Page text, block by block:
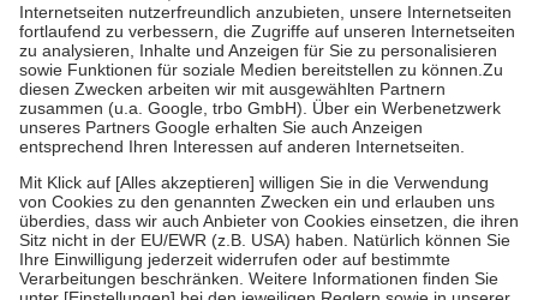
Kosten der Leistung zu entrichten.
Diese Regeln gelten grundsätzlich auch für Online-Apotheken.
Bei Heilmitteln und häuslicher Krankenpflege beträgt die
Zuzahlung zehn Prozent der Kosten sowie zehn Euro je
Verordnung.
Um das Engagement der Versicherten für ihre eigene Gesundheit zu
stärken und die besondere Stellung der Familie zu unterstützen,
fallenkeine Zuzahlungenan bei:
• Kindern und Jugendlichen bis zum vollendeten 18. Lebensjahr
mit Ausnahme der Fahrkosten
• Untersuchungen zur Vorsorge und Früherkennung, die von der
GKV getragen werden